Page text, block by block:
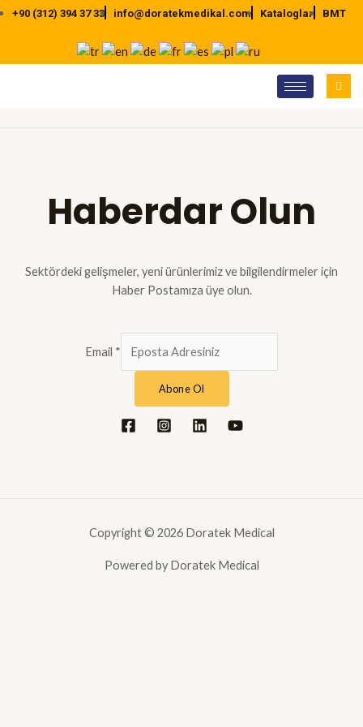
İçeriğe
+90 (312) 394 37 33 info@doratekmedikal.com Kataloglar BMT
Haberdar Olun
Sektördeki gelişmeler, yeni ürünlerimiz ve bilgilendirmeler için
Haber Postamıza üye olun.
Email *
Abone Ol
Copyright © 2026 Doratek Medical
Powered by Doratek Medical